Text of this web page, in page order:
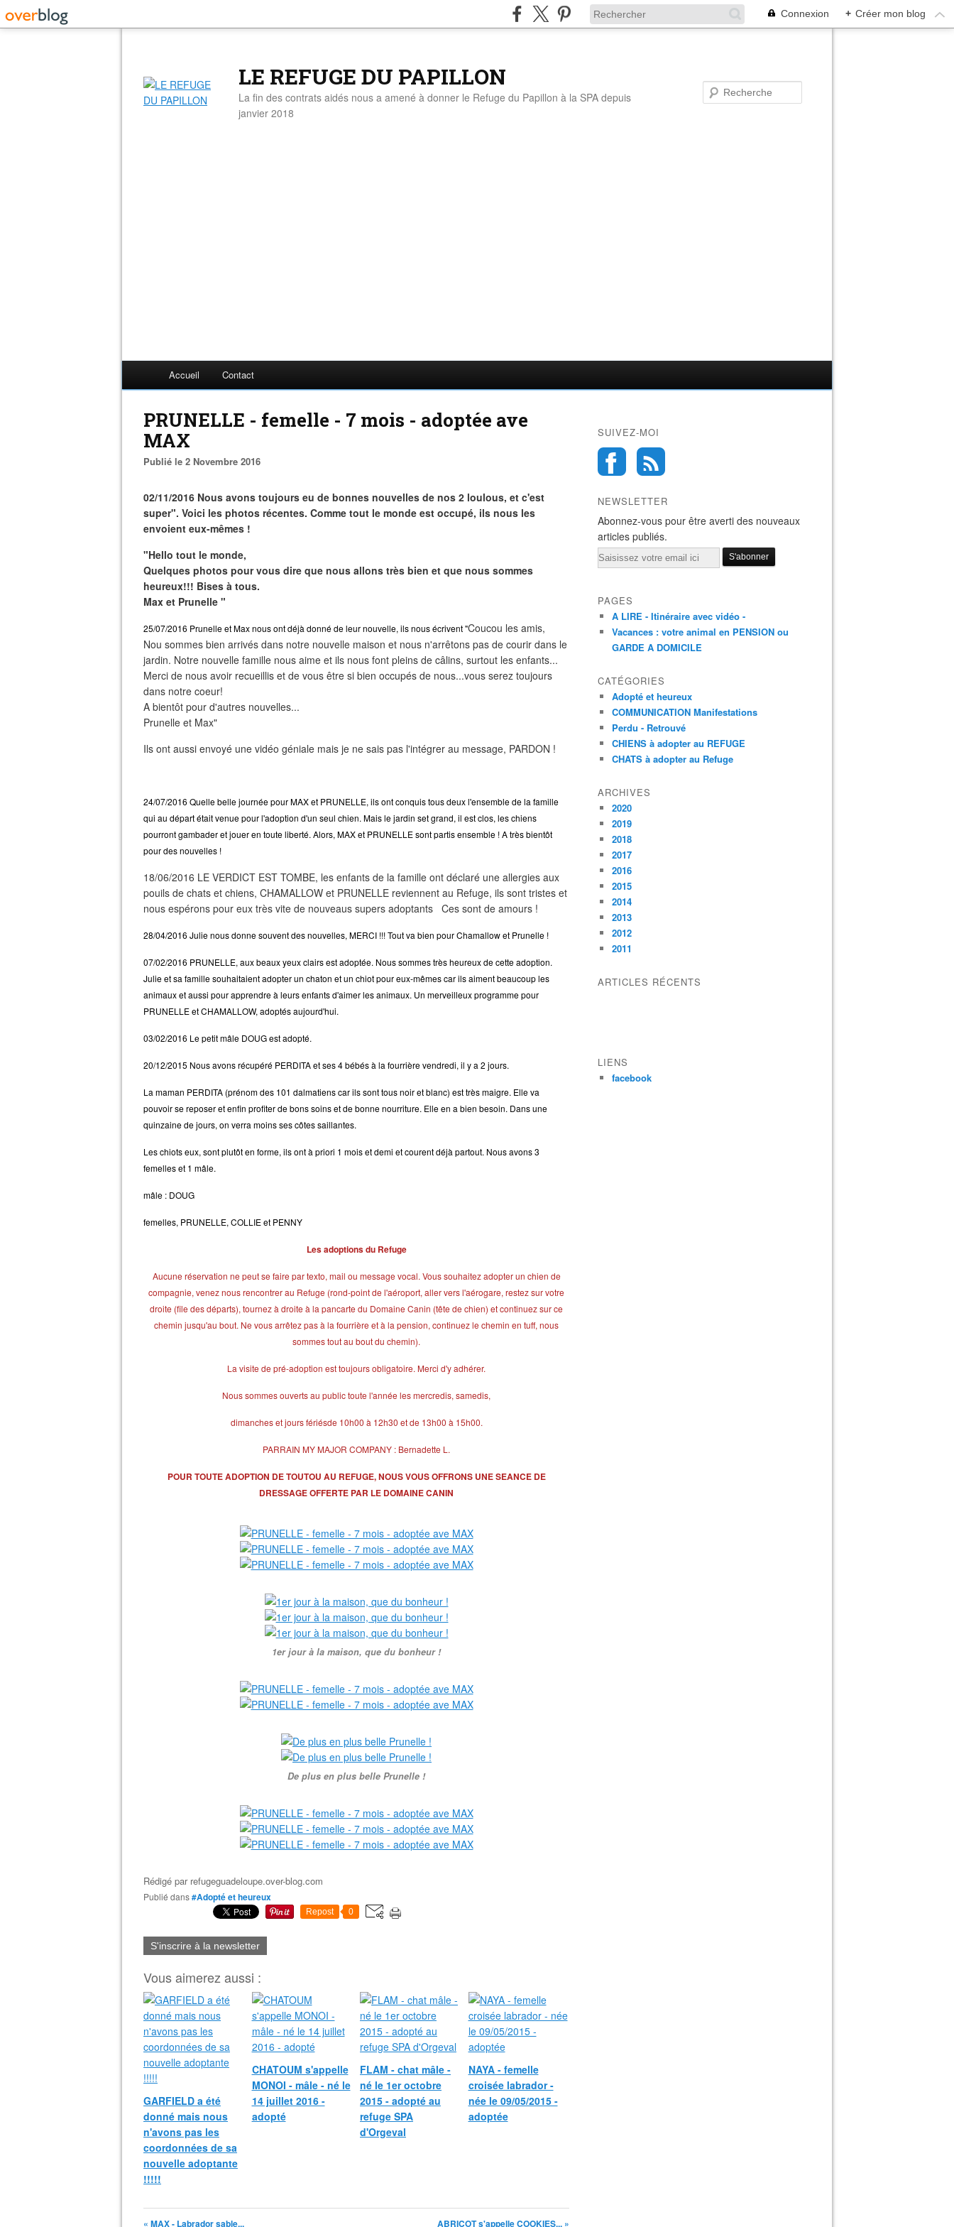
Connexion + Créer mon blog
LE REFUGE DU PAPILLON
La fin des contrats aidés nous a amené à donner le Refuge du Papillon à la SPA depuis
janvier 2018
Accueil Contact
PRUNELLE - femelle - 7 mois - adoptée ave
MAX
Publié le 2 Novembre 2016
02/11/2016 Nous avons toujours eu de bonnes nouvelles de nos 2 loulous, et c'est
super". Voici les photos récentes. Comme tout le monde est occupé, ils nous les
envoient eux-mêmes !
"Hello tout le monde,
Quelques photos pour vous dire que nous allons très bien et que nous sommes
heureux!!! Bises à tous.
Max et Prunelle "
25/07/2016 Prunelle et Max nous ont déjà donné de leur nouvelle, ils nous écrivent "Coucou les amis,
Nou sommes bien arrivés dans notre nouvelle maison et nous n'arrêtons pas de courir dans le
jardin. Notre nouvelle famille nous aime et ils nous font pleins de câlins, surtout les enfants...
Merci de nous avoir recueillis et de vous être si bien occupés de nous...vous serez toujours
dans notre coeur!
A bientôt pour d'autres nouvelles...
Prunelle et Max"
Ils ont aussi envoyé une vidéo géniale mais je ne sais pas l'intégrer au message, PARDON !
24/07/2016 Quelle belle journée pour MAX et PRUNELLE, ils ont conquis tous deux l'ensemble de la famille
qui au départ était venue pour l'adoption d'un seul chien. Mais le jardin set grand, il est clos, les chiens
pourront gambader et jouer en toute liberté. Alors, MAX et PRUNELLE sont partis ensemble ! A très bientôt
pour des nouvelles !
18/06/2016 LE VERDICT EST TOMBE, les enfants de la famille ont déclaré une allergies aux
pouils de chats et chiens, CHAMALLOW et PRUNELLE reviennent au Refuge, ils sont tristes et
nous espérons pour eux très vite de nouveaus supers adoptants Ces sont de amours !
28/04/2016 Julie nous donne souvent des nouvelles, MERCI !!! Tout va bien pour Chamallow et Prunelle !
07/02/2016 PRUNELLE, aux beaux yeux clairs est adoptée. Nous sommes très heureux de cette adoption.
Julie et sa famille souhaitaient adopter un chaton et un chiot pour eux-mêmes car ils aiment beaucoup les
animaux et aussi pour apprendre à leurs enfants d'aimer les animaux. Un merveilleux programme pour
PRUNELLE et CHAMALLOW, adoptés aujourd'hui.
03/02/2016 Le petit mâle DOUG est adopté.
20/12/2015 Nous avons récupéré PERDITA et ses 4 bébés à la fourrière vendredi, il y a 2 jours.
La maman PERDITA (prénom des 101 dalmatiens car ils sont tous noir et blanc) est très maigre. Elle va
pouvoir se reposer et enfin profiter de bons soins et de bonne nourriture. Elle en a bien besoin. Dans une
quinzaine de jours, on verra moins ses côtes saillantes.
Les chiots eux, sont plutôt en forme, ils ont à priori 1 mois et demi et courent déjà partout. Nous avons 3
femelles et 1 mâle.
mâle : DOUG
femelles, PRUNELLE, COLLIE et PENNY
Les adoptions du Refuge
Aucune réservation ne peut se faire par texto, mail ou message vocal. Vous souhaitez adopter un chien de
compagnie, venez nous rencontrer au Refuge (rond-point de l'aéroport, aller vers l'aérogare, restez sur votre
droite (file des départs), tournez à droite à la pancarte du Domaine Canin (tête de chien) et continuez sur ce
chemin jusqu'au bout. Ne vous arrêtez pas à la fourrière et à la pension, continuez le chemin en tuff, nous
sommes tout au bout du chemin).
La visite de pré-adoption est toujours obligatoire. Merci d'y adhérer.
Nous sommes ouverts au public toute l'année les mercredis, samedis,
dimanches et jours fériésde 10h00 à 12h30 et de 13h00 à 15h00.
PARRAIN MY MAJOR COMPANY : Bernadette L.
POUR TOUTE ADOPTION DE TOUTOU AU REFUGE, NOUS VOUS OFFRONS UNE SEANCE DE
DRESSAGE OFFERTE PAR LE DOMAINE CANIN
1er jour à la maison, que du bonheur !
De plus en plus belle Prunelle !
Rédigé par refugeguadeloupe.over-blog.com
Publié dans#Adopté et heureux
Repost 0
S'inscrire à la newsletter
Vous aimerez aussi :
GARFIELD a été
donné mais nous
n'avons pas les
coordonnées de sa
nouvelle adoptante
!!!!!
CHATOUM s'appelle
MONOI - mâle - né le
14 juillet 2016 -
adopté
FLAM - chat mâle -
né le 1er octobre
2015 - adopté au
refuge SPA
d'Orgeval
NAYA - femelle
croisée labrador -
née le 09/05/2015 -
adoptée
« MAX - Labrador sable... ABRICOT s'appelle COOKIES... »
SUIVEZ-MOI
NEWSLETTER
Abonnez-vous pour être averti des nouveaux
articles publiés.
Email
PAGES
A LIRE - Itinéraire avec vidéo -
Vacances : votre animal en PENSION ou
GARDE A DOMICILE
CATÉGORIES
Adopté et heureux
COMMUNICATION Manifestations
Perdu - Retrouvé
CHIENS à adopter au REFUGE
CHATS à adopter au Refuge
ARCHIVES
2020
2019
2018
2017
2016
2015
2014
2013
2012
2011
ARTICLES RÉCENTS
LIENS
facebook